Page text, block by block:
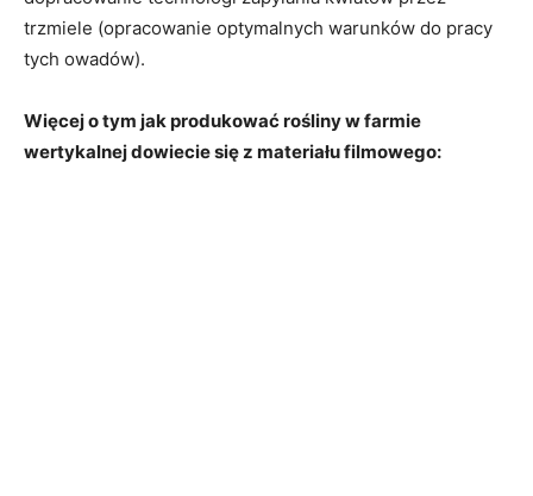
trzmiele (opracowanie optymalnych warunków do pracy
tych owadów).
Więcej o tym jak produkować rośliny w farmie
wertykalnej dowiecie się z materiału filmowego: